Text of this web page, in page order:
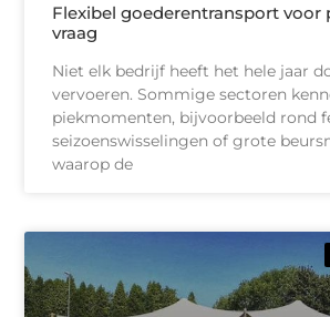
Flexibel goederentransport voor
vraag
Niet elk bedrijf heeft het hele jaar
vervoeren. Sommige sectoren
piekmomenten, bijvoorbeeld rond
seizoenswisselingen of grote
waarop de